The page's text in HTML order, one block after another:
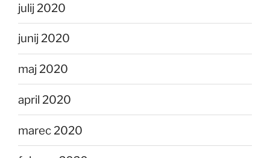
julij 2020
junij 2020
maj 2020
april 2020
marec 2020